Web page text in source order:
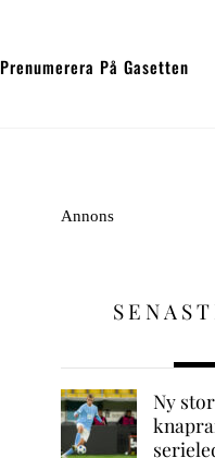
Prenumerera På Gasetten
Annons
Ny